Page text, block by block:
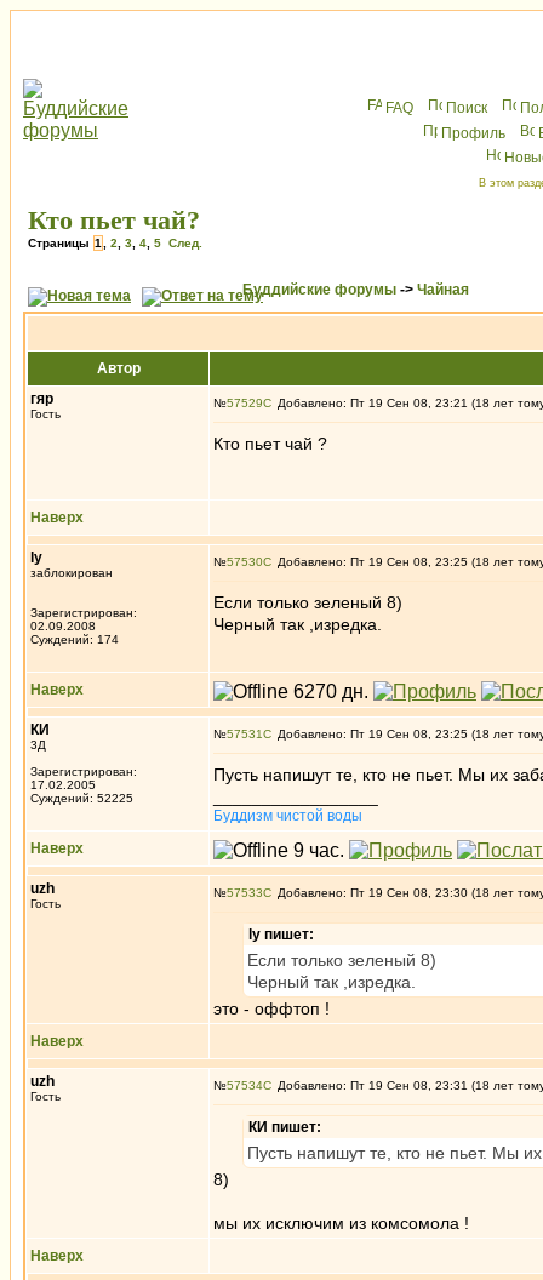
FAQ Поиск
Профиль
В этом
Кто пьет чай?
Страницы 1 2 3 4 5 След.
Буддийские форумы -> Чайная
Автор
гяр
Гость
№57529 Добавлено: Пт 19 Сен 08, 23:21 (18 лет
Кто пьет чай ?
Наверх
ly
заблокирован
Зарегистрирован:
02.09.2008
Суждений: 174
№57530 Добавлено: Пт 19 Сен 08, 23:25 (18 лет
Если только зеленый 8)
Черный так ,изредка.
Наверх
КИ
3Д
Зарегистрирован:
17.02.2005
Суждений: 52225
№57531 Добавлено: Пт 19 Сен 08, 23:25 (18 лет
Пусть напишут те, кто не пьет. Мы их
Буддизм чистой воды
Наверх
uzh
Гость
№57533 Добавлено: Пт 19 Сен 08, 23:30 (18 лет
ly пишет:
Если только зеленый 8)
Черный так ,изредка.
это - оффтоп !
Наверх
uzh
Гость
№57534 Добавлено: Пт 19 Сен 08, 23:31 (18 лет
КИ пишет:
Пусть напишут те, кто не пьет. Мы
8)
мы их исключим из комсомола !
Наверх